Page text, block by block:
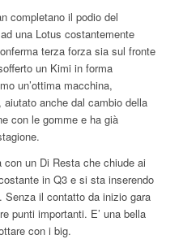
completano il podio del
una Lotus costantemente
terza forza sia sul fronte
un Kimi in forma
un’ottima macchina,
anche dal cambio della
con le gomme e ha già
un Di Resta che chiude ai
in Q3 e si sta inserendo
il contatto da inizio gara
punti importanti. E’ una bella
con i big.